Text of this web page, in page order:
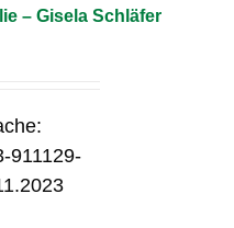
– Gisela Schläfer
911129-